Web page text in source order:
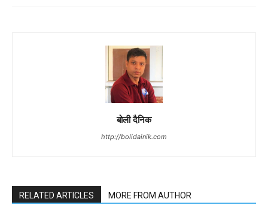
बोली दैनिक
http://bolidainik.com
RELATED ARTICLES MORE FROM AUTHOR